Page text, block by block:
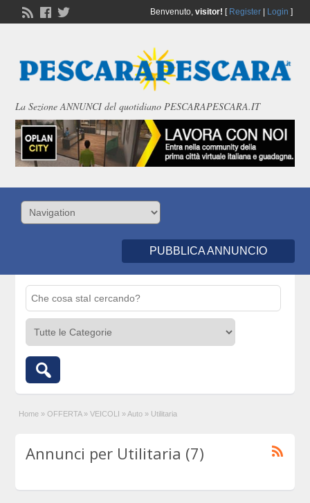
Benvenuto, visitor! [ Register| Login ]
La Sezione ANNUNCI del quotidiano PESCARAPESCARA.IT
PUBBLICA ANNUNCIO
Home » OFFERTA » VEICOLI » Auto » Utilitaria
Annunci per Utilitaria (7)